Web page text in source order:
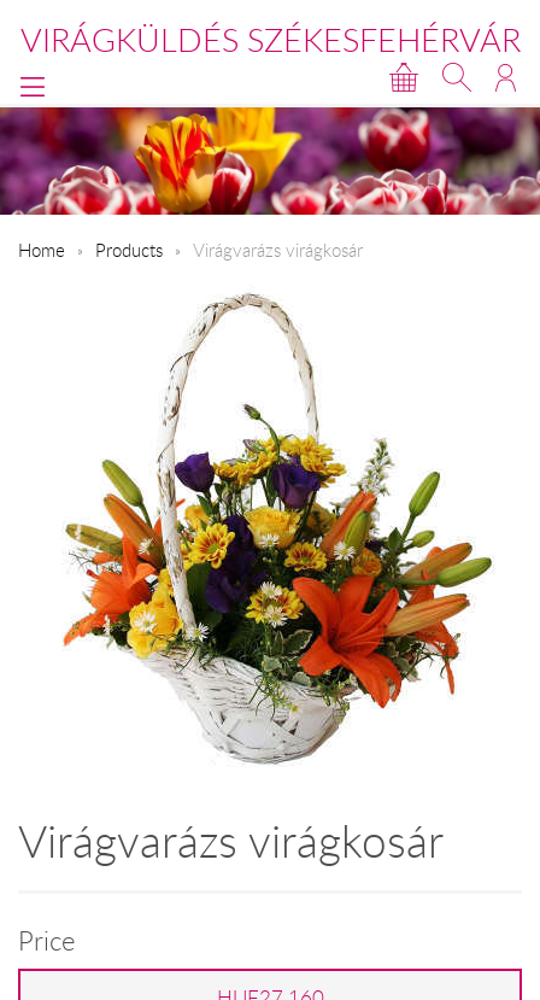
VIRÁGKÜLDÉS SZÉKESFEHÉRVÁR
Home Products Virágvarázs virágkosár
Virágvarázs virágkosár
Price